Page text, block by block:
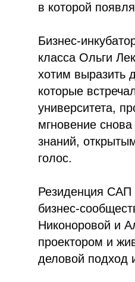
в которой
Бизнес-
класса Ольги
хотим выразить
которые
университета,
мгновение
знаний,
голос.
Резиденция САП
бизнес-
Никоноровой и
проектором и
деловой подход